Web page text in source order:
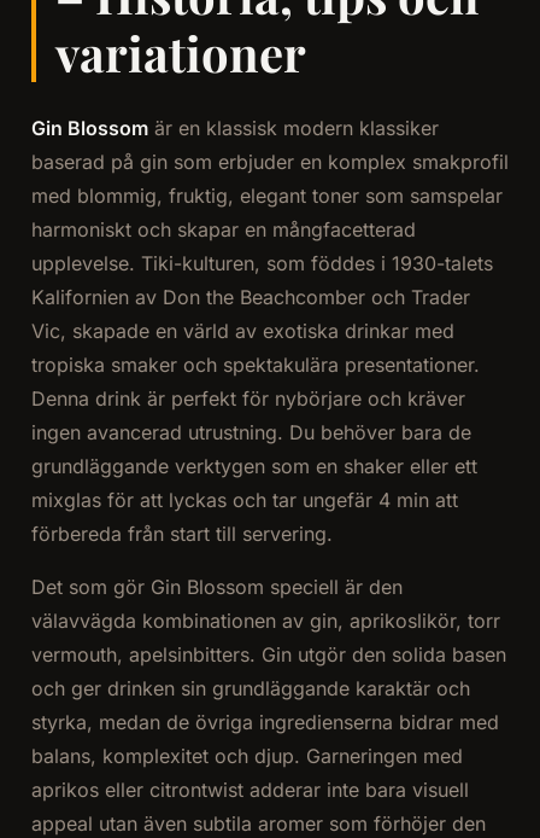
variationer
Gin Blossomär en klassisk modern klassiker
baserad på gin som erbjuder en komplex smakprofil
med blommig, fruktig, elegant toner som samspelar
harmoniskt och skapar en mångfacetterad
upplevelse. Tiki-kulturen, som föddes i 1930-talets
Kalifornien av Don the Beachcomber och Trader
Vic, skapade en värld av exotiska drinkar med
tropiska smaker och spektakulära presentationer.
Denna drink är perfekt för nybörjare och kräver
ingen avancerad utrustning. Du behöver bara de
grundläggande verktygen som en shaker eller ett
mixglas för att lyckas och tar ungefär 4 min att
förbereda från start till servering.
Det som gör Gin Blossom speciell är den
välavvägda kombinationen av gin, aprikoslikör, torr
vermouth, apelsinbitters. Gin utgör den solida basen
och ger drinken sin grundläggande karaktär och
styrka, medan de övriga ingredienserna bidrar med
balans, komplexitet och djup. Garneringen med
aprikos eller citrontwist adderar inte bara visuell
appeal utan även subtila aromer som förhöjer den